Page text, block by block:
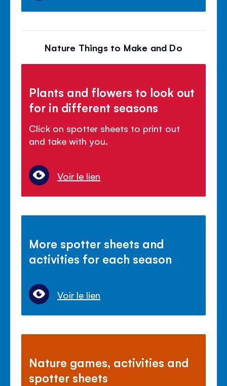
Nature Things to Make and Do
Plants and flowers to look out
for in different seasons
Click on spotter sheets to print out
and take with you.
Voir le lien
More spotter sheets and
activities for each season
Voir le lien
Nature games, activities and
spotter sheets